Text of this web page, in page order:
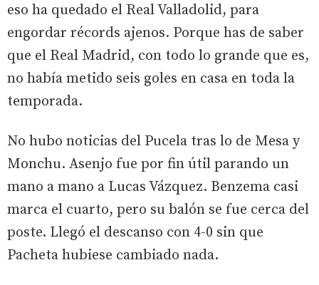
eso ha quedado el Real Valladolid, para
engordar récords ajenos. Porque has de saber
que el Real Madrid, con todo lo grande que es,
no había metido seis goles en casa en toda la
temporada.
No hubo noticias del Pucela tras lo de Mesa y
Monchu. Asenjo fue por fin útil parando un
mano a mano a Lucas Vázquez. Benzema casi
marca el cuarto, pero su balón se fue cerca del
poste. Llegó el descanso con 4-0 sin que
Pacheta hubiese cambiado nada.